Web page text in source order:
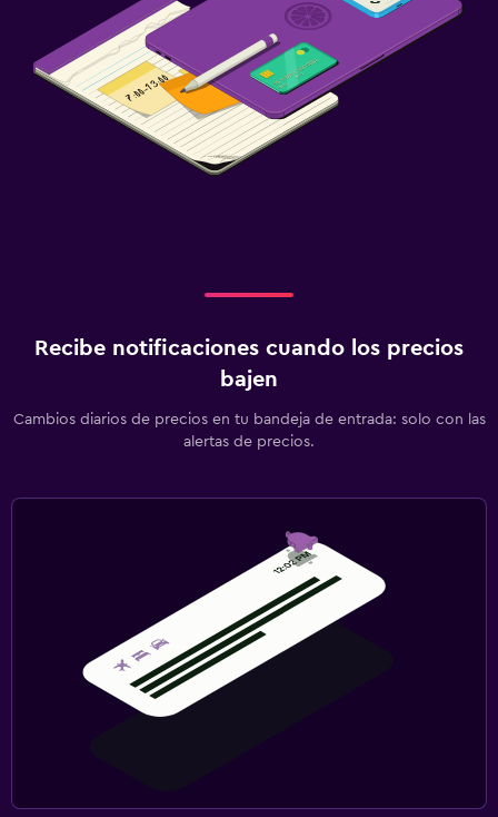
Recibe notificaciones cuando los precios
bajen
Cambios diarios de precios en tu bandeja de entrada: solo con las
alertas de precios.